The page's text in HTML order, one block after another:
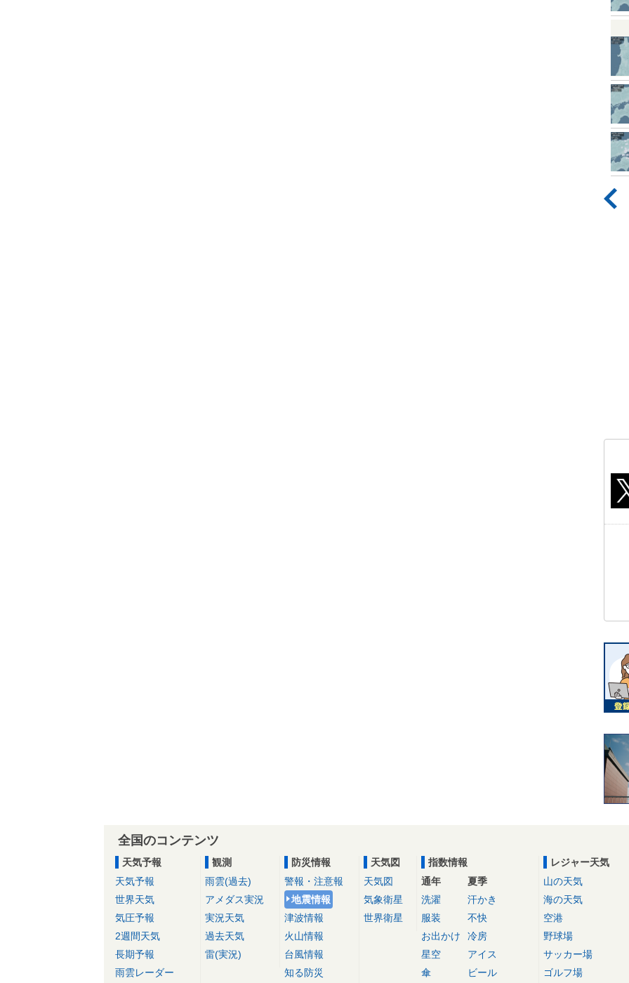
全国のコンテンツ
天気予報
天気予報
世界天気
気圧予報
2週間天気
長期予報
雨雲レーダー
観測
雨雲(過去)
アメダス実況
実況天気
過去天気
雷(実況)
防災情報
警報・注意報
地震情報
津波情報
火山情報
台風情報
知る防災
天気図
天気図
気象衛星
世界衛星
指数情報
通年
洗濯
服装
お出かけ
星空
傘
夏季
汗かき
不快
冷房
アイス
ビール
レジャー天気
山の天気
海の天気
空港
野球場
サッカー場
ゴルフ場